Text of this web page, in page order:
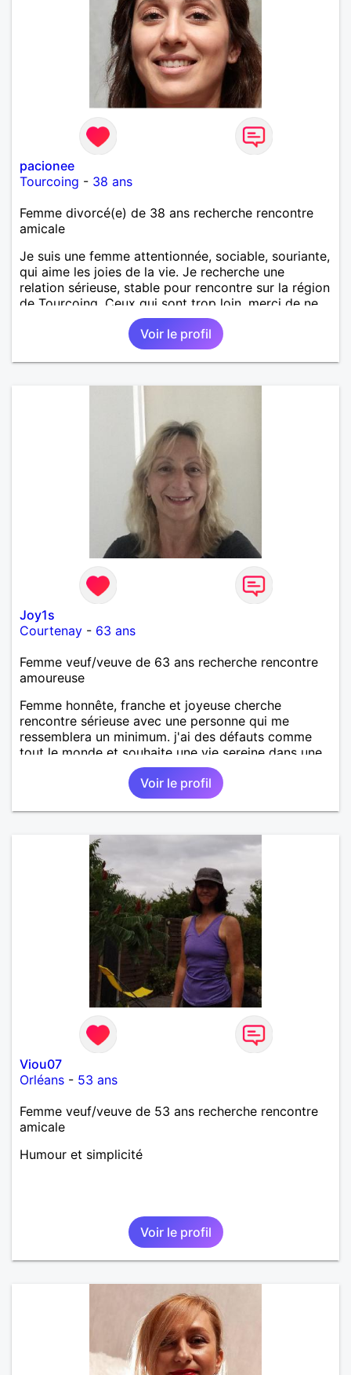
pacionee
Tourcoing - 38 ans
Femme divorcé(e) de 38 ans recherche rencontre
amicale
Je suis une femme attentionnée, sociable, souriante,
qui aime les joies de la vie. Je recherche une
relation sérieuse, stable pour rencontre sur la région
de Tourcoing. Ceux qui sont trop loin, merci de ne
pas me contacter et pour les autres je ne
manquerais pas de vous répondre et ce sera avec
Voir le profil
Joy1s
Courtenay - 63 ans
Femme veuf/veuve de 63 ans recherche rencontre
amoureuse
Femme honnête, franche et joyeuse cherche
rencontre sérieuse avec une personne qui me
ressemblera un minimum. j'ai des défauts comme
tout le monde et souhaite une vie sereine dans une
relation sur du long terme.
Voir le profil
Viou07
Orléans - 53 ans
Femme veuf/veuve de 53 ans recherche rencontre
amicale
Humour et simplicité
Voir le profil